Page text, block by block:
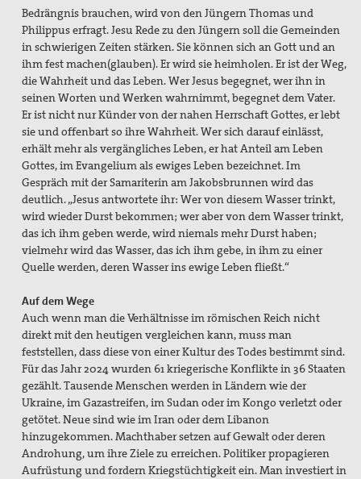
Bedrängnis brauchen, wird von den Jüngern Thomas und
Philippus erfragt. Jesu Rede zu den Jüngern soll die Gemeinden
in schwierigen Zeiten stärken. Sie können sich an Gott und an
ihm fest machen(glauben). Er wird sie heimholen. Er ist der Weg,
die Wahrheit und das Leben. Wer Jesus begegnet, wer ihn in
seinen Worten und Werken wahrnimmt, begegnet dem Vater.
Er ist nicht nur Künder von der nahen Herrschaft Gottes, er lebt
sie und offenbart so ihre Wahrheit. Wer sich darauf einlässt,
erhält mehr als vergängliches Leben, er hat Anteil am Leben
Gottes, im Evangelium als ewiges Leben bezeichnet. Im
Gespräch mit der Samariterin am Jakobsbrunnen wird das
deutlich. „Jesus antwortete ihr: Wer von diesem Wasser trinkt,
wird wieder Durst bekommen; wer aber von dem Wasser trinkt,
das ich ihm geben werde, wird niemals mehr Durst haben;
vielmehr wird das Wasser, das ich ihm gebe, in ihm zu einer
Quelle werden, deren Wasser ins ewige Leben fließt.“
Auf dem Wege
Auch wenn man die Verhältnisse im römischen Reich nicht
direkt mit den heutigen vergleichen kann, muss man
feststellen, dass diese von einer Kultur des Todes bestimmt sind.
Für das Jahr 2024 wurden 61 kriegerische Konflikte in 36 Staaten
gezählt. Tausende Menschen werden in Ländern wie der
Ukraine, im Gazastreifen, im Sudan oder im Kongo verletzt oder
getötet. Neue sind wie im Iran oder dem Libanon
hinzugekommen. Machthaber setzen auf Gewalt oder deren
Androhung, um ihre Ziele zu erreichen. Politiker propagieren
Aufrüstung und fordern Kriegstüchtigkeit ein. Man investiert in